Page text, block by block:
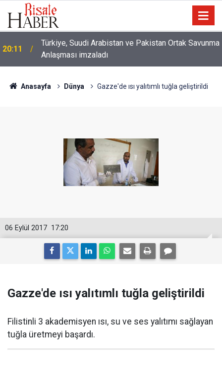
16:14
Bediüzzaman’ın ölüm döşeğindeki talebesine
gösterdiği vefa ve verdiği müjde
Anasayfa Dünya Gazze'de ısı yalıtımlı tuğla geliştirildi
17:20
06 Eylül 2017
Gazze'de ısı yalıtımlı tuğla geliştirildi
Filistinli 3 akademisyen ısı, su ve ses yalıtımı sağlayan
tuğla üretmeyi başardı.